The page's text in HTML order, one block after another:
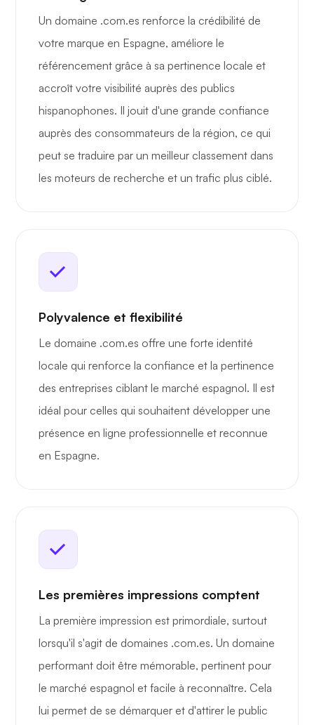
Un domaine .com.es renforce la crédibilité de
votre marque en Espagne, améliore le
référencement grâce à sa pertinence locale et
accroît votre visibilité auprès des publics
hispanophones. Il jouit d'une grande confiance
auprès des consommateurs de la région, ce qui
peut se traduire par un meilleur classement dans
les moteurs de recherche et un trafic plus ciblé.
Polyvalence et flexibilité
Le domaine .com.es offre une forte identité
locale qui renforce la confiance et la pertinence
des entreprises ciblant le marché espagnol. Il est
idéal pour celles qui souhaitent développer une
présence en ligne professionnelle et reconnue
en Espagne.
Les premières impressions comptent
La première impression est primordiale, surtout
lorsqu'il s'agit de domaines .com.es. Un domaine
performant doit être mémorable, pertinent pour
le marché espagnol et facile à reconnaître. Cela
lui permet de se démarquer et d'attirer le public